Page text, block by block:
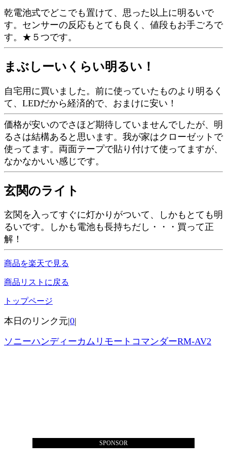
乾電池式でどこでも置けて、思った以上に明るいで
す。センサーの反応もとても良く、値段もお手ごろで
す。★５つです。
まぶしーいくらい明るい！
自宅用に買いました。前に使っていたものより明るく
て、LEDだから経済的で、おまけに安い！
価格が安いのでさほど期待していませんでしたが、明
るさは結構あると思います。我が家はクローゼットで
使ってます。両面テープで貼り付けて使ってますが、
なかなかいい感じです。
玄関のライト
玄関を入ってすぐに灯かりがついて、しかもとても明
るいです。しかも電池も長持ちだし・・・買って正
解！
商品を楽天で見る
商品リストに戻る
トップページ
本日のリンク元|0|
ソニーハンディーカムリモートコマンダーRM-AV2
SPONSOR